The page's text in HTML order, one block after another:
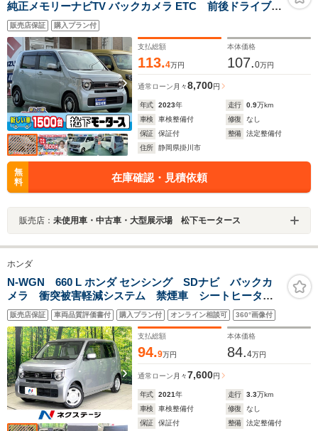
純正メモリーナビTV バックカメラ ETC 前後ドライブレ
コーダー LEDヘッドライト スマートキー プッシュボタン
スタート 電子制御パーキングブレーキ オートエアコン シ
ートヒーター ホンダセンシング 障害物センサー
販売店保証 購入プラン付
支払総額
113.4万円
本体価格
107.0万円
通常ローン 月々8,700円
年式 2023年 走行 0.9万km
車検
車検整備付 修復
なし
保証
保証付 整備
法定整備付
住所
静岡県掛川市
無
料
在庫確認・見積依頼
販売店： 未使用車・中古車・大型展示場 松下モータース
ホンダ
N-WGN 660 L ホンダ センシング SDナビ バックカ
メラ 衝突被害軽減システム 禁煙車 シートヒータ
ー ドラレコ コーナーセンサー スマートキー ビル
トインETC オートハイビーム 車線逸脱警報 オート
ライト オートエアコン
販売店保証 車両品質評価書付 購入プラン付 オンライン相談可 360°画像付
支払総額
94.9万円
本体価格
84.4万円
通常ローン 月々7,600円
年式 2021年 走行 3.3万km
車検
車検整備付 修復
なし
保証
保証付 整備 法定整備付